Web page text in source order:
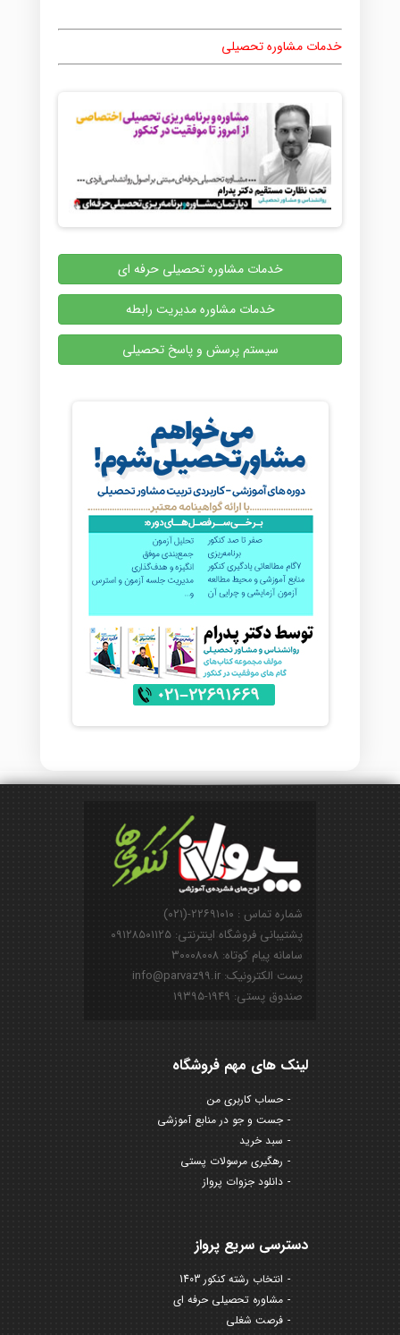
خدمات مشاوره تحصیلی
خدمات مشاوره تحصیلی حرفه ای
خدمات مشاوره مدیریت رابطه
سیستم پرسش و پاسخ تحصیلی
شماره تماس : ۲۲۶۹۱۰۱۰-(۰۲۱)
پشتیبانی فروشگاه اینترنتی: ۰۹۱۲۸۵۰۱۱۲۵
سامانه پیام کوتاه: ۳۰۰۰۸۰۰۸
پست الکترونیک: info@parvaz99.ir
صندوق پستی: ۱۹۴۹-۱۹۳۹۵
لینک های مهم فروشگاه
حساب کاربری من
جست و جو در منابع آموزشی
سبد خرید
رهگیری مرسولات پستی
دانلود جزوات پرواز
دسترسی سریع پرواز
انتخاب رشته کنکور 1403
مشاوره تحصیلی حرفه ای
فرصت شغلی